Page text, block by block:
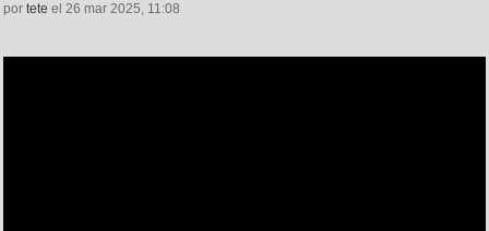
por tete el 26 mar 2025, 11:08